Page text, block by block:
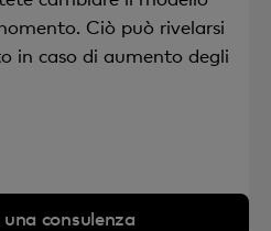
Ciò può rivelarsi
in caso di aumento degli
una consulenza